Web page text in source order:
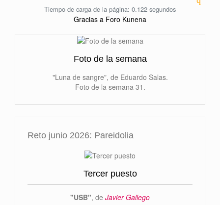
Tiempo de carga de la página: 0.122 segundos
Gracias a Foro Kunena
Foto de la semana
"Luna de sangre", de Eduardo Salas.
Foto de la semana 31.
Reto junio 2026: Pareidolia
Tercer puesto
"USB", de Javier Gallego